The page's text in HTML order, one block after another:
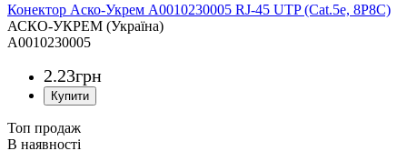
Конектор Аско-Укрем A0010230005 RJ-45 UTP (Сat.5e, 8P8C)
АСКО-УКРЕМ (Україна)
A0010230005
2.23грн
Топ продаж